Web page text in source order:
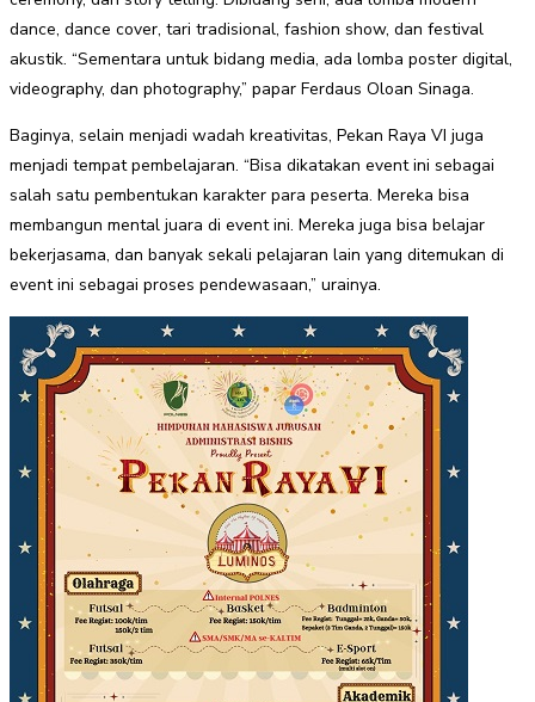
dance, dance cover, tari tradisional, fashion show, dan festival
akustik. “Sementara untuk bidang media, ada lomba poster digital,
videography, dan photography,” papar Ferdaus Oloan Sinaga.
Baginya, selain menjadi wadah kreativitas, Pekan Raya VI juga
menjadi tempat pembelajaran. “Bisa dikatakan event ini sebagai
salah satu pembentukan karakter para peserta. Mereka bisa
membangun mental juara di event ini. Mereka juga bisa belajar
bekerjasama, dan banyak sekali pelajaran lain yang ditemukan di
event ini sebagai proses pendewasaan,” urainya.